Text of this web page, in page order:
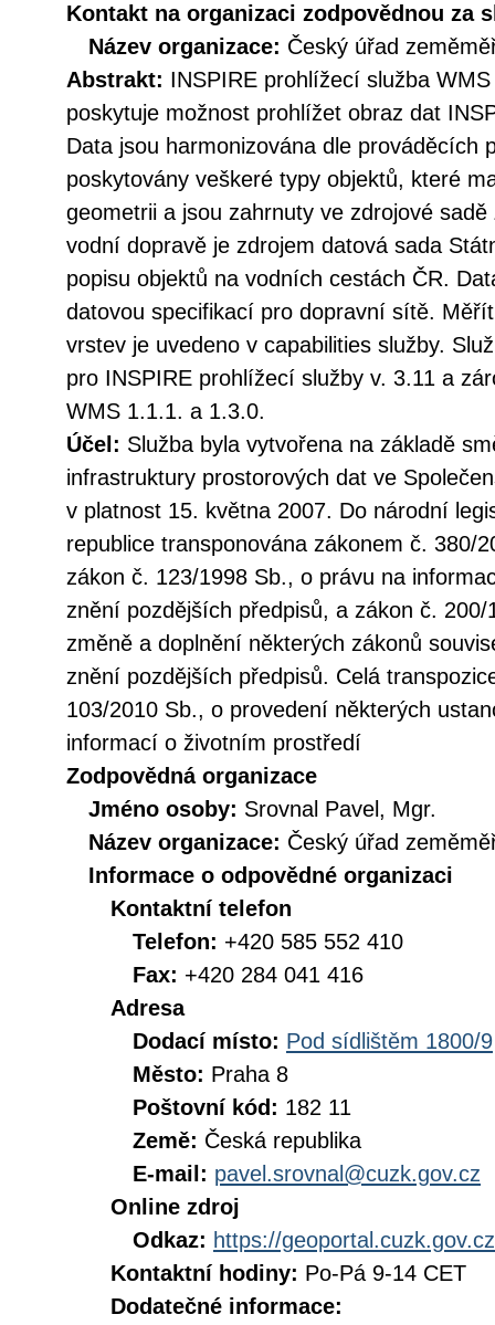
Kontakt na organizaci zodpovědnou za
Název organizace: Český úřad
Abstrakt: INSPIRE prohlížecí služba
poskytuje možnost prohlížet obraz dat
Data jsou harmonizována dle prováděcích
poskytovány veškeré typy objektů, které
geometrii a jsou zahrnuty ve zdrojové
vodní dopravě je zdrojem datová sada
popisu objektů na vodních cestách ČR.
datovou specifikací pro dopravní sítě.
vrstev je uvedeno v capabilities služby.
pro INSPIRE prohlížecí služby v. 3.11 a
WMS 1.1.1. a 1.3.0.
Účel: Služba byla vytvořena na základě
infrastruktury prostorových dat ve
v platnost 15. května 2007. Do národní
republice transponována zákonem č. 380/
zákon č. 123/1998 Sb., o právu na
znění pozdějších předpisů, a zákon č.
změně a doplnění některých zákonů
znění pozdějších předpisů. Celá
103/2010 Sb., o provedení některých
informací o životním prostředí
Zodpovědná organizace
Jméno osoby: Srovnal Pavel, Mgr.
Název organizace: Český úřad
Informace o odpovědné organizaci
Kontaktní telefon
Telefon: +420 585 552 410
Fax: +420 284 041 416
Adresa
Dodací místo: Pod sídlištěm 1800/9
Město: Praha 8
Poštovní kód: 182 11
Země: Česká republika
E-mail: pavel.srovnal@cuzk.gov.cz
Online zdroj
Odkaz: https://geoportal.cuzk.gov.cz
Kontaktní hodiny: Po-Pá 9-14 CET
Dodatečné informace: